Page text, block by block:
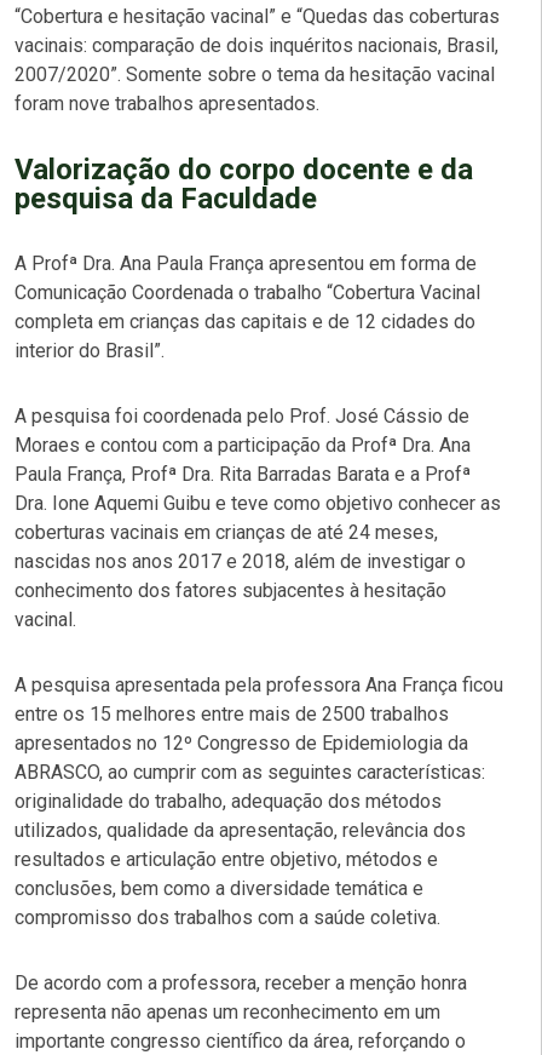
“Cobertura e hesitação vacinal” e “Quedas das coberturas
vacinais: comparação de dois inquéritos nacionais, Brasil,
2007/2020”. Somente sobre o tema da hesitação vacinal
foram nove trabalhos apresentados.
Valorização do corpo docente e da
pesquisa da Faculdade
A Profª Dra. Ana Paula França apresentou em forma de
Comunicação Coordenada o trabalho “Cobertura Vacinal
completa em crianças das capitais e de 12 cidades do
interior do Brasil”.
A pesquisa foi coordenada pelo Prof. José Cássio de
Moraes e contou com a participação da Profª Dra. Ana
Paula França, Profª Dra. Rita Barradas Barata e a Profª
Dra. Ione Aquemi Guibu e teve como objetivo conhecer as
coberturas vacinais em crianças de até 24 meses,
nascidas nos anos 2017 e 2018, além de investigar o
conhecimento dos fatores subjacentes à hesitação
vacinal.
A pesquisa apresentada pela professora Ana França ficou
entre os 15 melhores entre mais de 2500 trabalhos
apresentados no 12º Congresso de Epidemiologia da
ABRASCO, ao cumprir com as seguintes características:
originalidade do trabalho, adequação dos métodos
utilizados, qualidade da apresentação, relevância dos
resultados e articulação entre objetivo, métodos e
conclusões, bem como a diversidade temática e
compromisso dos trabalhos com a saúde coletiva.
De acordo com a professora, receber a menção honra
representa não apenas um reconhecimento em um
importante congresso científico da área, reforçando o